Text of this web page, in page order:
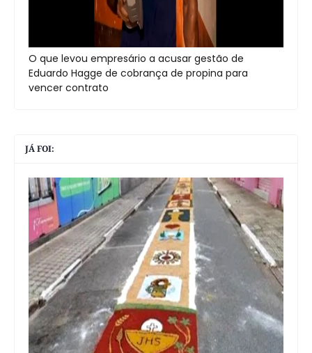
O que levou empresário a acusar gestão de
Eduardo Hagge de cobrança de propina para
vencer contrato
JÁ FOI: